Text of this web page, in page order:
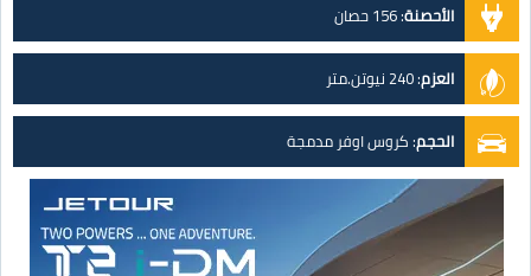
الأحصنة:156 حصان
العزم:240 نيوتن.متر
الحجم:كروس اوفر مدمجة